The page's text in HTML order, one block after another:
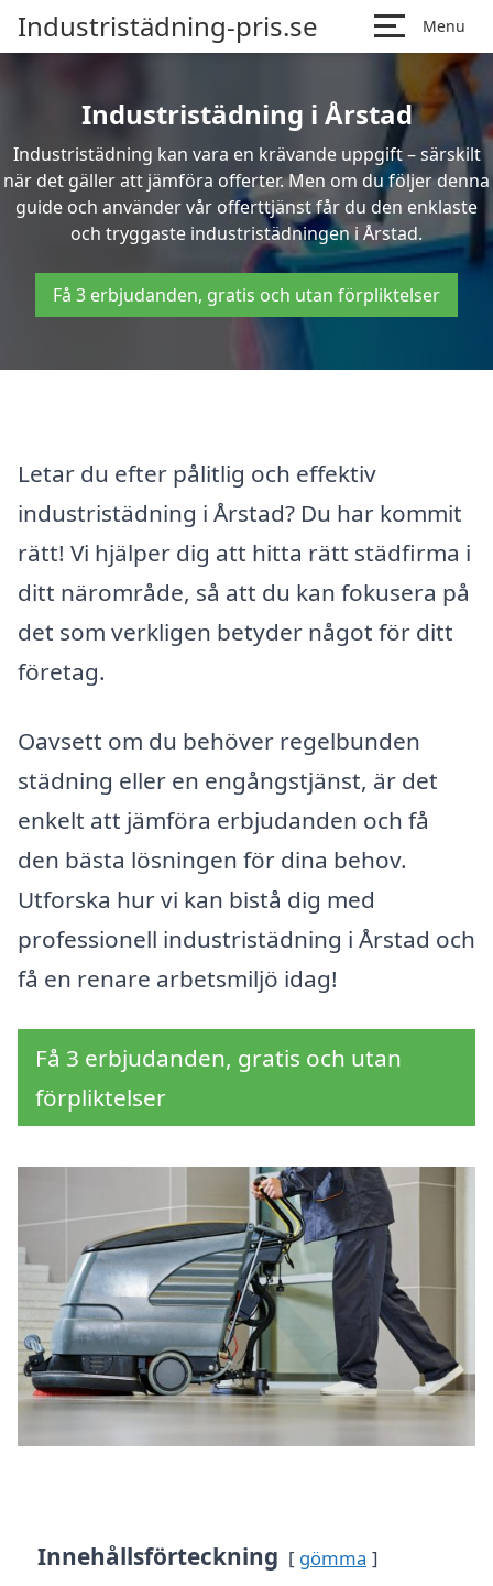
Industristädning-pris.se Menu
Industristädning i Årstad
Industristädning kan vara en krävande uppgift – särskilt
när det gäller att jämföra offerter. Men om du följer denna
guide och använder vår offerttjänst får du den enklaste
och tryggaste industristädningen i Årstad.
Få 3 erbjudanden, gratis och utan förpliktelser
Letar du efter pålitlig och effektiv
industristädning i Årstad? Du har kommit
rätt! Vi hjälper dig att hitta rätt städfirma i
ditt närområde, så att du kan fokusera på
det som verkligen betyder något för ditt
företag.
Oavsett om du behöver regelbunden
städning eller en engångstjänst, är det
enkelt att jämföra erbjudanden och få
den bästa lösningen för dina behov.
Utforska hur vi kan bistå dig med
professionell industristädning i Årstad och
få en renare arbetsmiljö idag!
Få 3 erbjudanden, gratis och utan
förpliktelser
Innehållsförteckning gömma